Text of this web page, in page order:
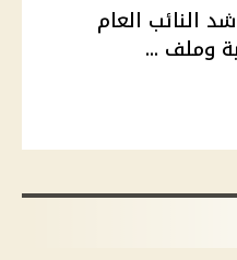
الـ4% تناشد النائب العام
وملف ...